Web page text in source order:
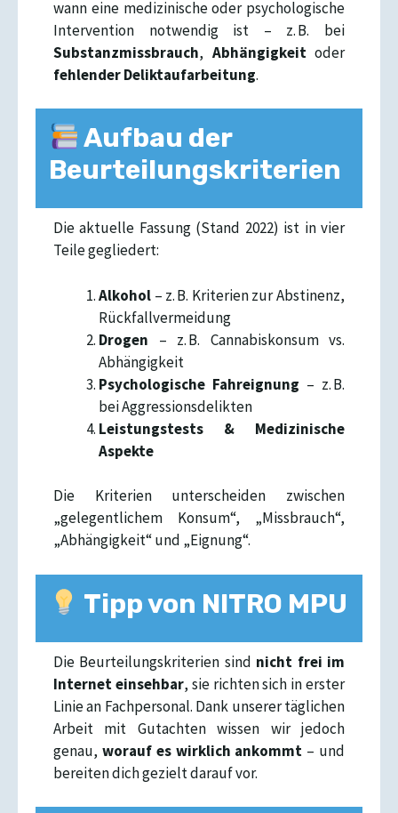
wann eine medizinische oder psychologische
Intervention notwendig ist – z. B. bei
Substanzmissbrauch, Abhängigkeitoder
fehlender Deliktaufarbeitung.
Aufbau der
Beurteilungskriterien
Die aktuelle Fassung (Stand 2022) ist in vier
Teile gegliedert:
Alkohol – z. B. Kriterien zur Abstinenz,
Rückfallvermeidung
Drogen – z. B. Cannabiskonsum vs.
Abhängigkeit
Psychologische Fahreignung – z. B.
bei Aggressionsdelikten
Leistungstests & Medizinische
Aspekte
Die Kriterien unterscheiden zwischen
„gelegentlichem Konsum“, „Missbrauch“,
„Abhängigkeit“ und „Eignung“.
Tipp von NITRO MPU
Die Beurteilungskriterien sind nicht frei im
Internet einsehbar, sie richten sich in erster
Linie an Fachpersonal. Dank unserer täglichen
Arbeit mit Gutachten wissen wir jedoch
genau, worauf es wirklich ankommt – und
bereiten dich gezielt darauf vor.